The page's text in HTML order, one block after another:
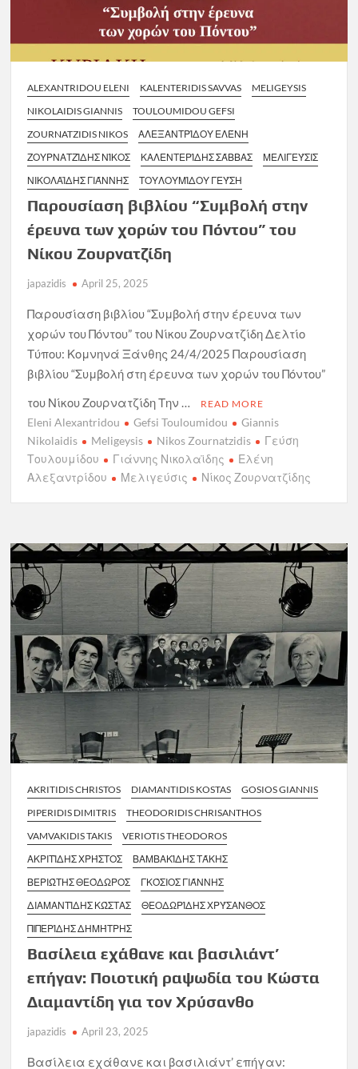
ALEXANTRIDOU ELENI KALENTERIDIS SAVVAS
MELIGEYSIS
NIKOLAIDIS GIANNIS
TOULOUMIDOU GEFSI
ZOURNATZIDIS NIKOS
ΑΛΕΞΑΝΤΡΊΔΟΥ ΕΛΈΝΗ
ΖΟΥΡΝΑΤΖΊΔΗΣ ΝΊΚΟΣ
ΚΑΛΕΝΤΕΡΊΔΗΣ ΣΆΒΒΑΣ
ΜΕΛΙΓΕΎΣΙΣ
ΝΙΚΟΛΑΪΔΗΣ ΓΙΆΝΝΗΣ
ΤΟΥΛΟΥΜΊΔΟΥ ΓΕΎΣΗ
Παρουσίαση βιβλίου “Συμβολή στην
έρευνα των χορών του Πόντου” του
Νίκου Ζουρνατζίδη
japazidis April 25, 2025
Παρουσίαση βιβλίου “Συμβολή στην έρευνα των
χορών του Πόντου” του Νίκου Ζουρνατζίδη Δελτίο
Τύπου: Κομνηνά Ξάνθης 24/4/2025 Παρουσίαση
βιβλίου “Συμβολή στη έρευνα των χορών του Πόντου”
του Νίκου Ζουρνατζίδη Την …
READ MORE
Eleni Alexantridou Gefsi Touloumidou
Giannis
Nikolaidis
Meligeysis Nikos Zournatzidis
Γεύση
Τουλουμίδου
Γιάννης Νικολαϊδης
Ελένη
Αλεξαντρίδου
Μελιγεύσις Νίκος Ζουρνατζίδης
AKRITIDIS CHRISTOS DIAMANTIDIS KOSTAS
GOSIOS GIANNIS
PIPERIDIS DIMITRIS
THEODORIDIS CHRISANTHOS
VAMVAKIDIS TAKIS
VERIOTIS THEODOROS
ΑΚΡΙΤΊΔΗΣ ΧΡΉΣΤΟΣ
ΒΑΜΒΑΚΊΔΗΣ ΤΆΚΗΣ
ΒΕΡΙΏΤΗΣ ΘΕΌΔΩΡΟΣ
ΓΚΌΣΙΟΣ ΓΙΆΝΝΗΣ
ΔΙΑΜΑΝΤΊΔΗΣ ΚΏΣΤΑΣ
ΘΕΟΔΩΡΊΔΗΣ ΧΡΎΣΑΝΘΟΣ
ΠΙΠΕΡΊΔΗΣ ΔΗΜΉΤΡΗΣ
Βασίλεια εχάθανε και βασιλιάντ’
επήγαν: Ποιοτική ραψωδία του Κώστα
Διαμαντίδη για τον Χρύσανθο
japazidis April 23, 2025
Βασίλεια εχάθανε και βασιλιάντ’ επήγαν: